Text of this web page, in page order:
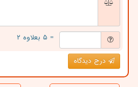
= ۵ بعلاوه ۲
درج دیدگاه